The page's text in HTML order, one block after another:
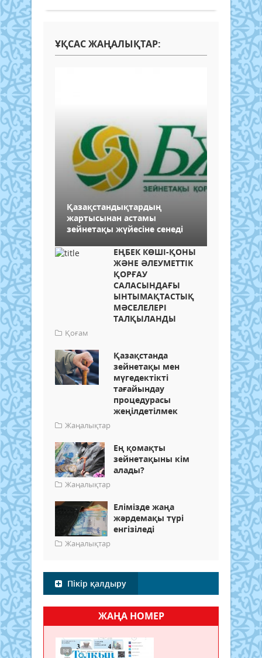
ҰҚСАС ЖАҢАЛЫҚТАР:
Қазақстандықтардың
жартысынан астамы
зейнетақы жүйесіне сенеді
ЕҢБЕК КӨШІ-ҚОНЫ
ЖӘНЕ ӘЛЕУМЕТТІК
ҚОРҒАУ
САЛАСЫНДАҒЫ
ЫНТЫМАҚТАСТЫҚ
МӘСЕЛЕЛЕРІ
ТАЛҚЫЛАНДЫ
Қоғам
Қазақстанда
зейнетақы мен
мүгедектікті
тағайындау
процедурасы
жеңілдетілмек
Жаңалықтар
Ең қомақты
зейнетақыны кім
алады?
Жаңалықтар
Елімізде жаңа
жәрдемақы түрі
енгізіледі
Жаңалықтар
Пікір қалдыру
ЖАҢА НОМЕР